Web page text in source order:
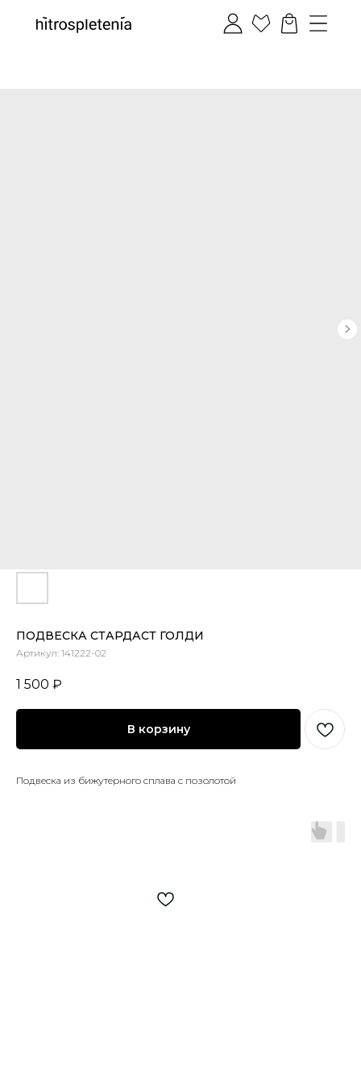
ПОДВЕСКА СТАРДАСТ ГОЛДИ
Артикул: 141222-02
1 500 ₽
В корзину
Подвеска из бижутерного сплава с позолотой